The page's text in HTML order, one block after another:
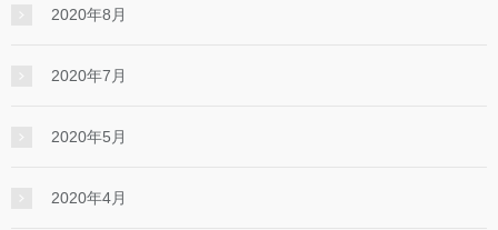
2020年8月
2020年7月
2020年5月
2020年4月